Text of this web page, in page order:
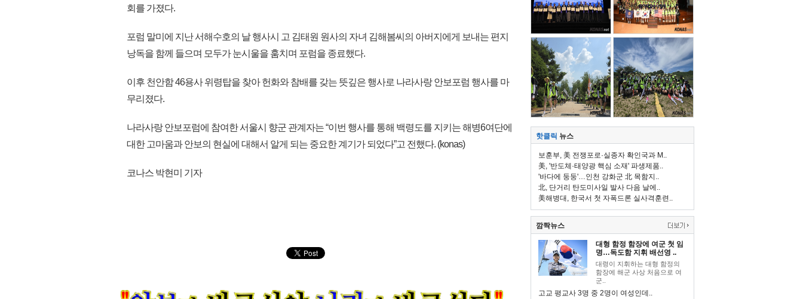
회를 가졌다.
포럼 말미에 지난 서해수호의 날 행사시 고 김태원 원사의 자녀 김해봄씨의 아버지에게 보내는 편지
낭독을 함께 들으며 모두가 눈시울을 훔치며 포럼을 종료했다.
이후 천안함 46용사 위령탑을 찾아 헌화와 참배를 갖는 뜻깊은 행사로 나라사랑 안보포럼 행사를 마
무리졌다.
나라사랑 안보포럼에 참여한 서울시 향군 관계자는 “이번 행사를 통해 백령도를 지키는 해병6여단에
대한 고마움과 안보의 현실에 대해서 알게 되는 중요한 계기가 되었다”고 전했다. (konas)
코나스 박현미 기자
핫클릭 뉴스
보훈부, 美 전쟁포로·실종자 확인국과 M..
美, '반도체·태양광 핵심 소재' 파생제품..
'바다에 둥둥'…인천 강화군 北 목함지..
北, 단거리 탄도미사일 발사 다음 날에..
美해병대, 한국서 첫 자폭드론 실사격훈련..
깜짝뉴스
대형 함정 함장에 여군 첫 임
명…독도함 지휘 배선영 ..
대령이 지휘하는 대형 함정의
함장에 해군 사상 처음으로 여
군..
고교 평교사 3명 중 2명이 여성인데..